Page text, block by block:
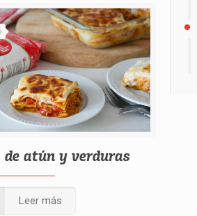
de atún y verduras
Leer más